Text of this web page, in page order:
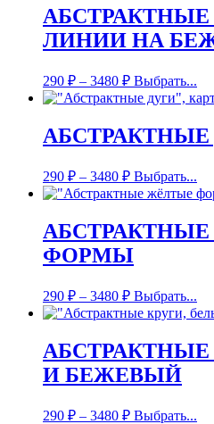
ЛИНИИ НА
290 ₽ – 3480 ₽ Выбрать...
290 ₽ – 3480 ₽ Выбрать...
ФОРМЫ
290 ₽ – 3480 ₽ Выбрать...
И БЕЖЕВЫЙ
290 ₽ – 3480 ₽ Выбрать...